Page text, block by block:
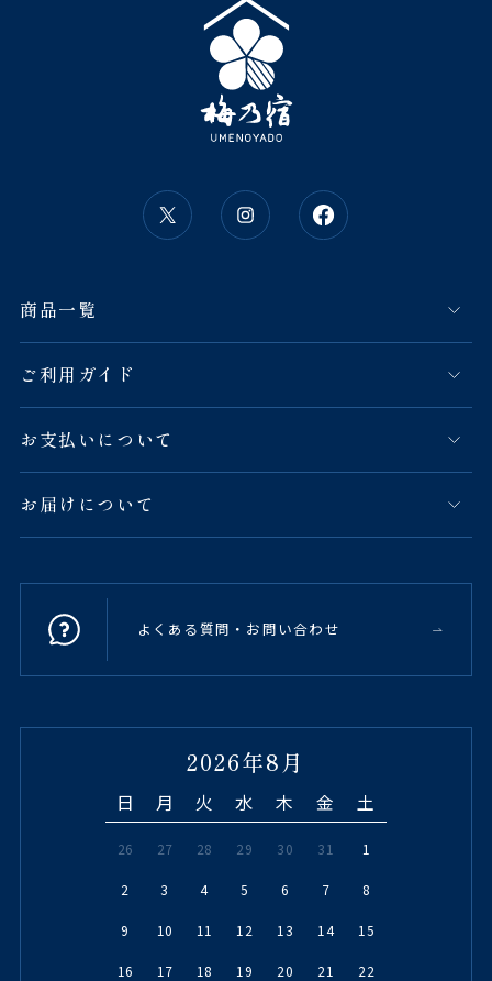
商品一覧
ご利用ガイド
お支払いについて
お届けについて
よくある質問・お問い合わせ
2026年8月
日 月 火 水 木 金 土
26 27 28 29 30 31 1
2 3 4 5 6 7 8
9 10 11 12 13 14 15
16 17 18 19 20 21 22